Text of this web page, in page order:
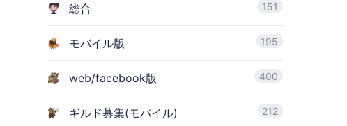
総合 151
モバイル版 195
web/facebook版 400
ギルド募集(モバイル) 212